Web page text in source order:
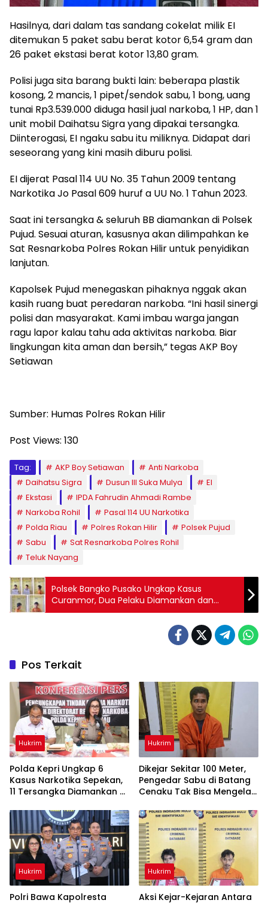
Hasilnya, dari dalam tas sandang cokelat milik EI
ditemukan 5 paket sabu berat kotor 6,54 gram dan
26 paket ekstasi berat kotor 13,80 gram.
Polisi juga sita barang bukti lain: beberapa plastik
kosong, 2 mancis, 1 pipet/sendok sabu, 1 bong, uang
tunai Rp3.539.000 diduga hasil jual narkoba, 1 HP, dan 1
unit mobil Daihatsu Sigra yang dipakai tersangka.
Diinterogasi, EI ngaku sabu itu miliknya. Didapat dari
seseorang yang kini masih diburu polisi.
EI dijerat Pasal 114 UU No. 35 Tahun 2009 tentang
Narkotika Jo Pasal 609 huruf a UU No. 1 Tahun 2023.
Saat ini tersangka & seluruh BB diamankan di Polsek
Pujud. Sesuai aturan, kasusnya akan dilimpahkan ke
Sat Resnarkoba Polres Rokan Hilir untuk penyidikan
lanjutan.
Kapolsek Pujud menegaskan pihaknya nggak akan
kasih ruang buat peredaran narkoba. “Ini hasil sinergi
polisi dan masyarakat. Kami imbau warga jangan
ragu lapor kalau tahu ada aktivitas narkoba. Biar
lingkungan kita aman dan bersih,” tegas AKP Boy
Setiawan
Sumber: Humas Polres Rokan Hilir
Post Views: 130
Tag: AKP Boy Setiawan
Anti Narkoba
Daihatsu Sigra
Dusun III Suka Mulya
EI
Ekstasi
IPDA Fahrudin Ahmadi Rambe
Narkoba Rohil
Pasal 114 UU Narkotika
Polda Riau
Polres Rokan Hilir
Polsek Pujud
Sabu
Sat Resnarkoba Polres Rohil
Teluk Nayang
Polsek Bangko Pusako Ungkap Kasus
Curanmor, Dua Pelaku Diamankan dan
Motor Korban Berhasil Ditemukan
Pos Terkait
Hukrim
Polda Kepri Ungkap 6
Kasus Narkotika Sepekan,
11 Tersangka Diamankan &
Hukrim
Dikejar Sekitar 100 Meter,
Pengedar Sabu di Batang
Cenaku Tak Bisa Mengelak
Hukrim
Polri Bawa Kapolresta
Hukrim
Aksi Kejar-Kejaran Antara